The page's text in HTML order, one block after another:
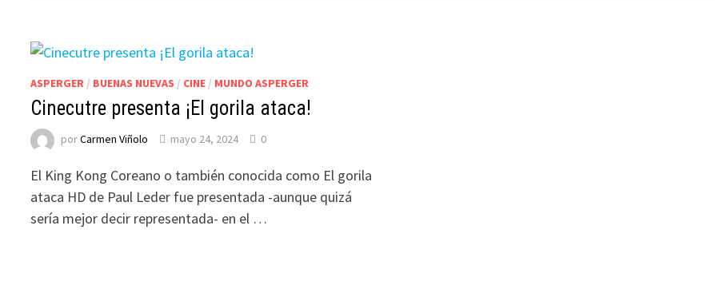
ASPERGER / BUENAS NUEVAS / CINE / MUNDO ASPERGER
Cinecutre presenta ¡El gorila ataca!
porCarmen Viñolo mayo 24, 2024 0
El King Kong Coreano o también conocida como El gorila
ataca HD de Paul Leder fue presentada -aunque quizá
sería mejor decir representada- en el …